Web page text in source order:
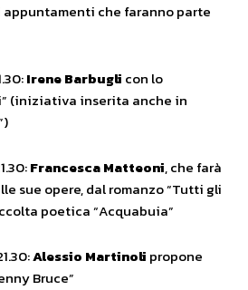
che faranno parte
Irene Barbugli con lo
(iniziativa inserita anche in
Francesca Matteoni, che farà
sue opere, dal romanzo “Tutti gli
poetica “Acquabuia”
Alessio Martinoli propone
Bruce”